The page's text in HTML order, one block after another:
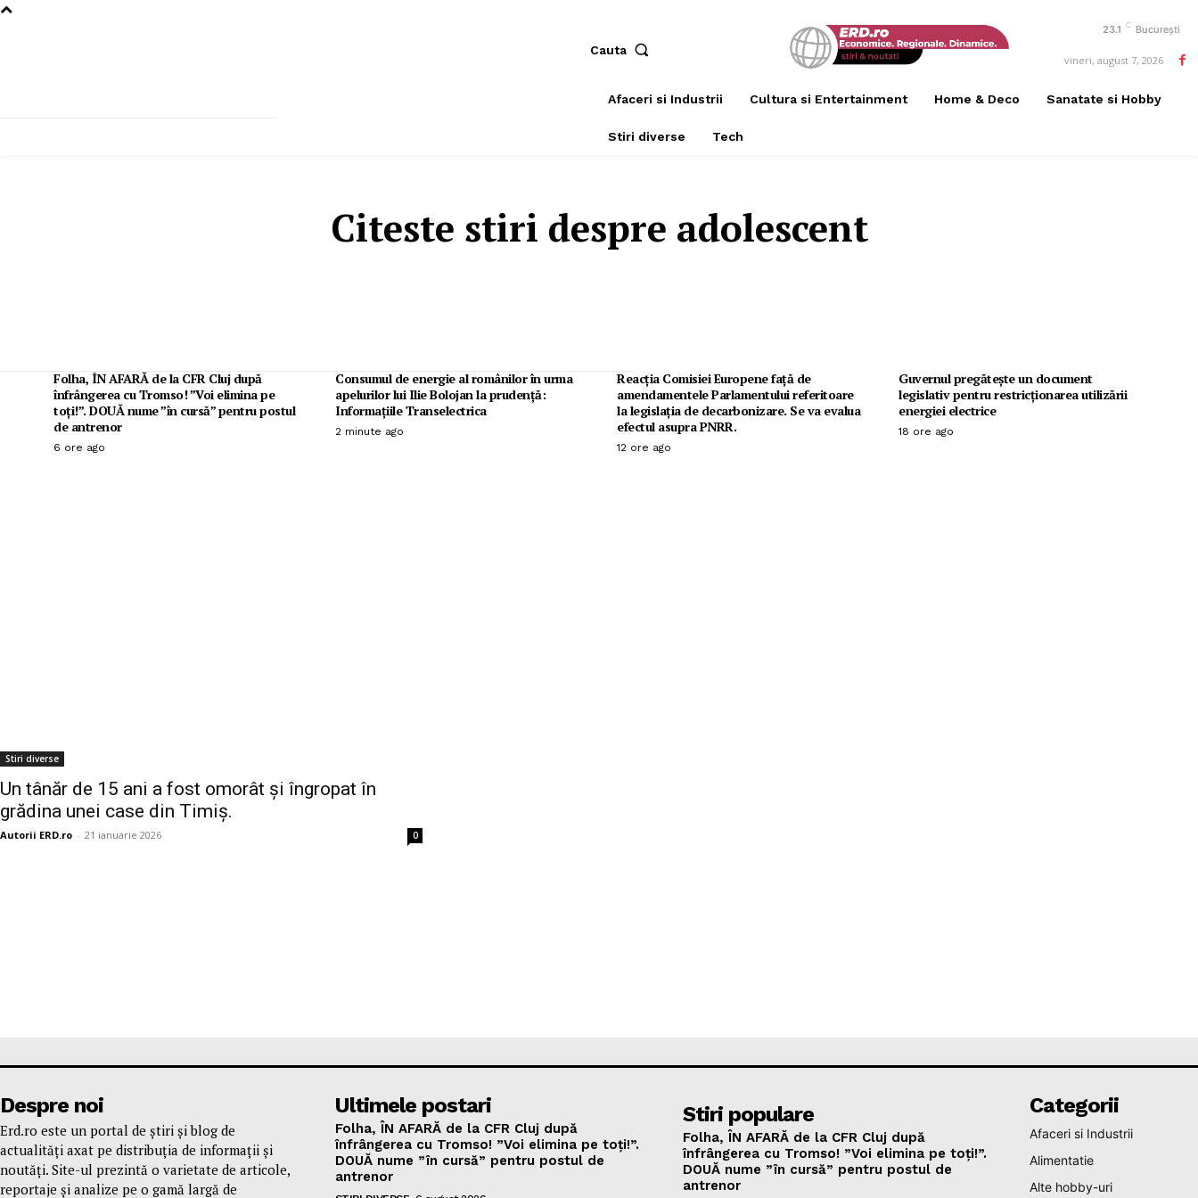
Cauta
23.1 C București
vineri, august 7, 2026
Afaceri si Industrii Cultura si Entertainment Home & Deco Sanatate si Hobby
Stiri diverse Tech
Citeste stiri despre adolescent
Folha, ÎN AFARĂ de la CFR Cluj după
înfrângerea cu Tromso! ”Voi elimina pe
toți!”. DOUĂ nume ”în cursă” pentru postul
de antrenor
6 ore ago
Consumul de energie al românilor în urma
apelurilor lui Ilie Bolojan la prudență:
Informațiile Transelectrica
2 minute ago
Reacția Comisiei Europene față de
amendamentele Parlamentului referitoare
la legislația de decarbonizare. Se va evalua
efectul asupra PNRR.
12 ore ago
Guvernul pregătește un document
legislativ pentru restricționarea utilizării
energiei electrice
18 ore ago
Stiri diverse
Un tânăr de 15 ani a fost omorât și îngropat în
grădina unei case din Timiș.
Autorii ERD.ro - 21 ianuarie 2026 0
Despre noi
Erd.ro este un portal de știri și blog de
actualități axat pe distribuția de informații și
noutăți. Site-ul prezintă o varietate de articole,
reportaje și analize pe o gamă largă de
Ultimele postari
Folha, ÎN AFARĂ de la CFR Cluj după
înfrângerea cu Tromso! ”Voi elimina pe toți!”.
DOUĂ nume ”în cursă” pentru postul de
antrenor
Stiri populare
Folha, ÎN AFARĂ de la CFR Cluj după
înfrângerea cu Tromso! ”Voi elimina pe toți!”.
DOUĂ nume ”în cursă” pentru postul de
antrenor
Categorii
Afaceri si Industrii
Alimentatie
Alte hobby-uri